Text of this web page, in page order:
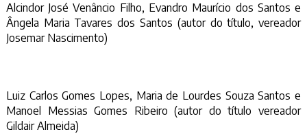
Alcindor José Venâncio Filho, Evandro Maurício dos Santos e
Ângela Maria Tavares dos Santos (autor do título, vereador
Josemar Nascimento)
Luiz Carlos Gomes Lopes, Maria de Lourdes Souza Santos e
Manoel Messias Gomes Ribeiro (autor do título vereador
Gildair Almeida)